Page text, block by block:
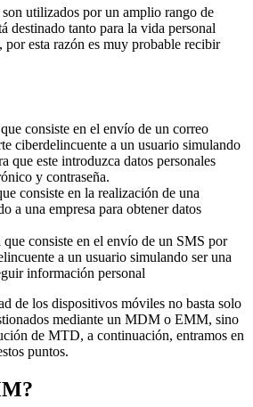
utilizados por un amplio rango de
destinado tanto para la vida personal
esta razón es muy probable recibir
consiste en el envío de un correo
ciberdelincuente a un usuario simulando
que este introduzca datos personales
y contraseña.
consiste en la realización de una
a una empresa para obtener datos
consiste en el envío de un SMS por
a un usuario simulando ser una
información personal
de los dispositivos móviles no basta solo
mediante un MDM o EMM, sino
de MTD, a continuación, entramos en
puntos.